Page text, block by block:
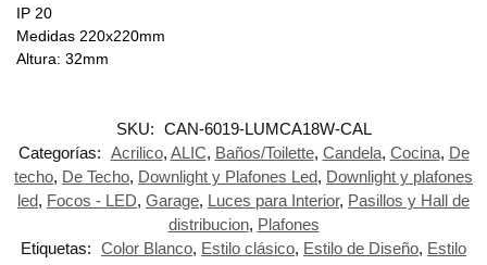
IP 20
Medidas 220x220mm
Altura: 32mm
SKU: CAN-6019-LUMCA18W-CAL
Categorías: Acrilico, ALIC, Baños/Toilette, Candela, Cocina, De
techo, De Techo, Downlight y Plafones Led, Downlight y plafones
led, Focos - LED, Garage, Luces para Interior, Pasillos y Hall de
distribucion, Plafones
Etiquetas: Color Blanco, Estilo clásico, Estilo de Diseño, Estilo